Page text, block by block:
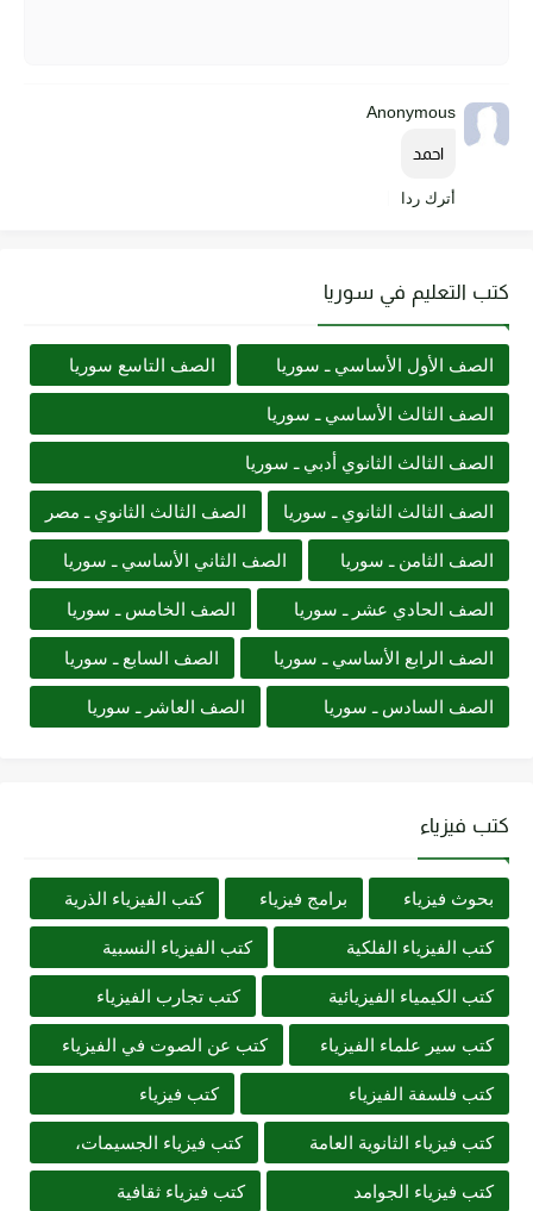
Anonymous
احمد
أترك ردا
كتب التعليم في سوريا
الصف الأول الأساسي ـ سوريا الصف التاسع سوريا
الصف الثالث الأساسي ـ سوريا
الصف الثالث الثانوي أدبي ـ سوريا
الصف الثالث الثانوي ـ سوريا الصف الثالث الثانوي ـ مصر
الصف الثامن ـ سوريا الصف الثاني الأساسي ـ سوريا
الصف الحادي عشر ـ سوريا الصف الخامس ـ سوريا
الصف الرابع الأساسي ـ سوريا الصف السابع ـ سوريا
الصف السادس ـ سوريا الصف العاشر ـ سوريا
كتب فيزياء
بحوث فيزياء برامج فيزياء كتب الفيزياء الذرية
كتب الفيزياء الفلكية كتب الفيزياء النسبية
كتب الكيمياء الفيزيائية كتب تجارب الفيزياء
كتب سير علماء الفيزياء كتب عن الصوت في الفيزياء
كتب فلسفة الفيزياء كتب فيزياء
كتب فيزياء الثانوية العامة كتب فيزياء الجسيمات،
كتب فيزياء الجوامد كتب فيزياء ثقافية